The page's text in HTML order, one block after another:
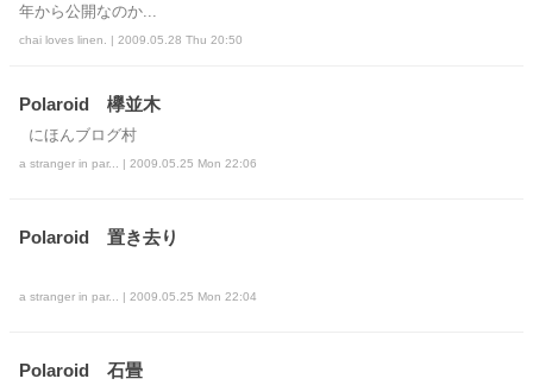
年から公開なのか...
chai loves linen. | 2009.05.28 Thu 20:50
Polaroid 欅並木
にほんブログ村
a stranger in par... | 2009.05.25 Mon 22:06
Polaroid 置き去り
a stranger in par... | 2009.05.25 Mon 22:04
Polaroid 石畳